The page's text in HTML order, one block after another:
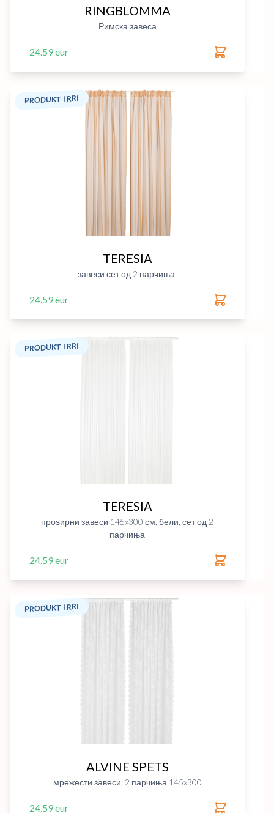
RINGBLOMMA
Римска завеса
24.59 eur
PRODUKT I RRI
TERESIA
завеси сет од 2 парчиња.
24.59 eur
PRODUKT I RRI
TERESIA
проѕирни завеси 145x300 см, бели, сет од 2
парчиња
24.59 eur
PRODUKT I RRI
ALVINE SPETS
мрежести завеси, 2 парчиња 145x300
24.59 eur